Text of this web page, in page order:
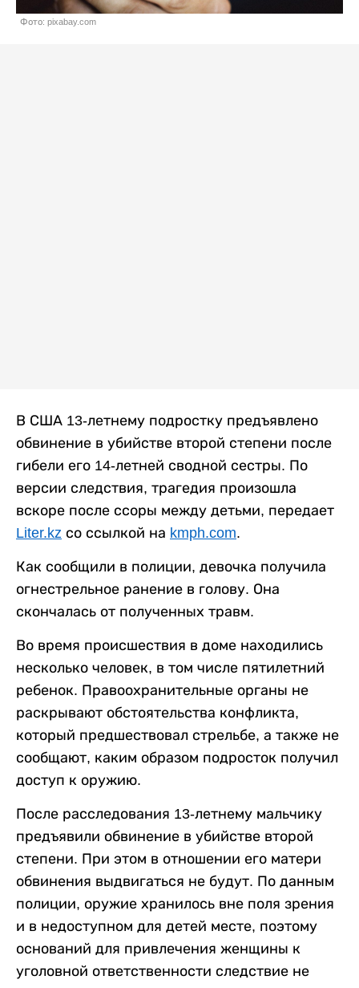
Фото: pixabay.com
В США 13-летнему подростку предъявлено
обвинение в убийстве второй степени после
гибели его 14-летней сводной сестры. По
версии следствия, трагедия произошла
вскоре после ссоры между детьми, передает
Liter.kz со ссылкой на kmph.com.
Как сообщили в полиции, девочка получила
огнестрельное ранение в голову. Она
скончалась от полученных травм.
Во время происшествия в доме находились
несколько человек, в том числе пятилетний
ребенок. Правоохранительные органы не
раскрывают обстоятельства конфликта,
который предшествовал стрельбе, а также не
сообщают, каким образом подросток получил
доступ к оружию.
После расследования 13-летнему мальчику
предъявили обвинение в убийстве второй
степени. При этом в отношении его матери
обвинения выдвигаться не будут. По данным
полиции, оружие хранилось вне поля зрения
и в недоступном для детей месте, поэтому
оснований для привлечения женщины к
уголовной ответственности следствие не